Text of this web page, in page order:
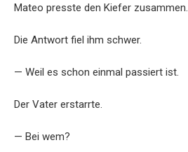
Mateo presste den Kiefer zusammen.
Die Antwort fiel ihm schwer.
— Weil es schon einmal passiert ist.
Der Vater erstarrte.
— Bei wem?